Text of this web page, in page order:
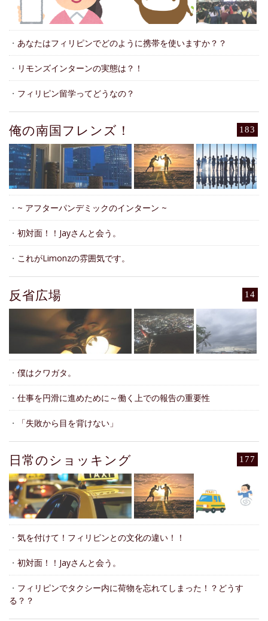
・ あなたはフィリピンでどのように携帯を使いますか？？
・ リモンズインターンの実態は？！
・ フィリピン留学ってどうなの？
183
俺の南国フレンズ！
・ ~ アフターパンデミックのインターン ~
・ 初対面！！Jayさんと会う。
・ これがLimonzの雰囲気です。
14
反省広場
・ 僕はクワガタ。
・ 仕事を円滑に進めために～働く上での報告の重要性
・ 「失敗から目を背けない」
177
日常のショッキング
・ 気を付けて！フィリピンとの文化の違い！！
・ 初対面！！Jayさんと会う。
・ フィリピンでタクシー内に荷物を忘れてしまった！？どうす
る？？